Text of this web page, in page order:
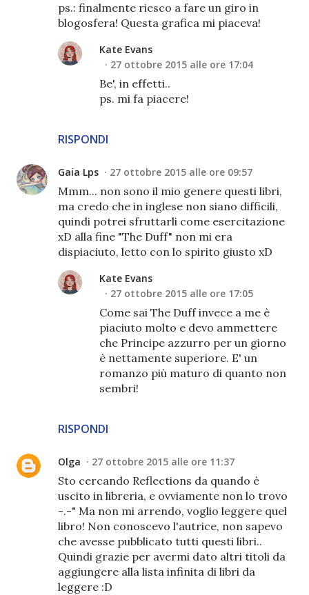
ps.: finalmente riesco a fare un giro in
blogosfera! Questa grafica mi piaceva!
RISPONDI
Kate Evans
27 ottobre 2015 alle ore 17:04
Be', in effetti..
ps. mi fa piacere!
Gaia Lps 27 ottobre 2015 alle ore 09:57
Mmm... non sono il mio genere questi libri,
ma credo che in inglese non siano difficili,
quindi potrei sfruttarli come esercitazione
xD alla fine "The Duff" non mi era
dispiaciuto, letto con lo spirito giusto xD
RISPONDI
Kate Evans
27 ottobre 2015 alle ore 17:05
Come sai The Duff invece a me è
piaciuto molto e devo ammettere
che Principe azzurro per un giorno
è nettamente superiore. E' un
romanzo più maturo di quanto non
sembri!
Olga 27 ottobre 2015 alle ore 11:37
Sto cercando Reflections da quando è
uscito in libreria, e ovviamente non lo trovo
-.-" Ma non mi arrendo, voglio leggere quel
libro! Non conoscevo l'autrice, non sapevo
che avesse pubblicato tutti questi libri..
Quindi grazie per avermi dato altri titoli da
aggiungere alla lista infinita di libri da
leggere :D